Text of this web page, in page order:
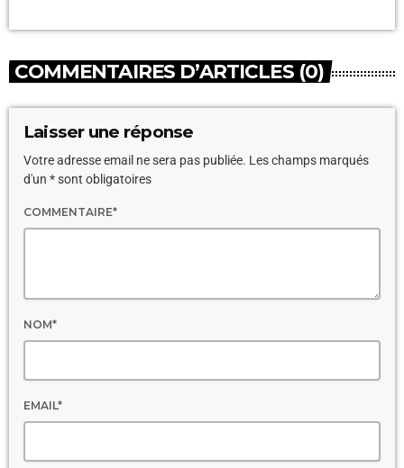
COMMENTAIRES D’ARTICLES (0)
Laisser une réponse
Votre adresse email ne sera pas publiée. Les champs marqués
d'un * sont obligatoires
COMMENTAIRE*
NOM*
EMAIL*